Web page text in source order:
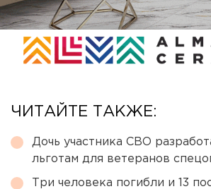
ЧИТАЙТЕ ТАКЖЕ:
Дочь участника СВО
льготам для ветеранов
Три человека погибли и 13